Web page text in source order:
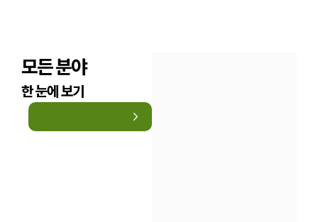
모든 분야
한 눈에 보기